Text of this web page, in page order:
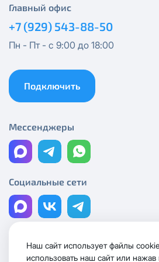
Главный офис
+7 (929) 543-88-50
Пн - Пт - с 9:00 до 18:00
Подключить
Мессенджеры
Социальные сети
Лицензии и сертификаты
Наш сайт использует файлы
использовать наш сайт или
Спутник 300
Эксклюзив + Кино
Публичный Лайт
Коммерческий Лайт
Получить новые сетевые
эл.почте
(495) 543-88-50